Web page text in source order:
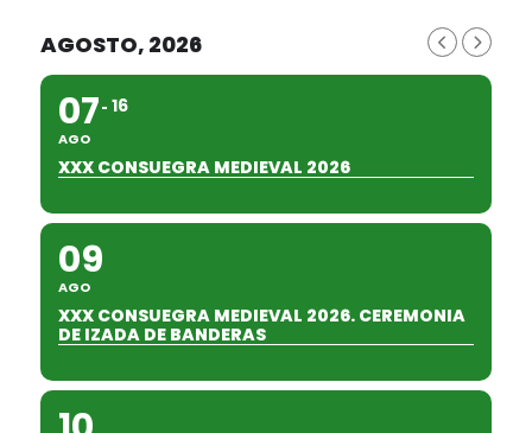
AGOSTO, 2026
07
AGO
16
XXX CONSUEGRA MEDIEVAL 2026
09
AGO
XXX CONSUEGRA MEDIEVAL 2026. CEREMONIA
DE IZADA DE BANDERAS